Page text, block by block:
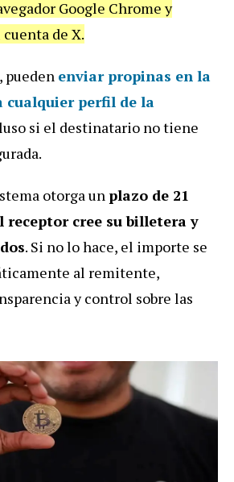
Google Chrome y
de X.
pueden enviar propinas en la
cualquier perfil de la
si el destinatario no tiene
otorga unplazo de 21
receptor cree su billetera y
. Si no lo hace, el importe se
al remitente,
y control sobre las